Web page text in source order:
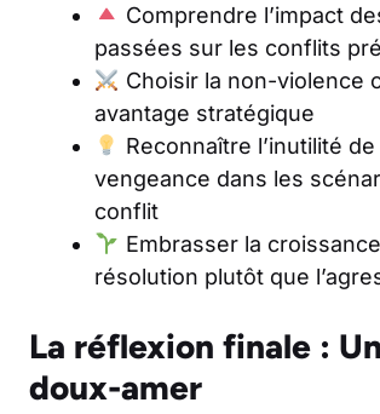
Comprendre l’impact
passées sur les conflits
Choisir la non-violence
avantage stratégique
Reconnaître l’inutilité de
vengeance dans les
conflit
Embrasser la
résolution plutôt que
La réflexion finale :
doux-amer